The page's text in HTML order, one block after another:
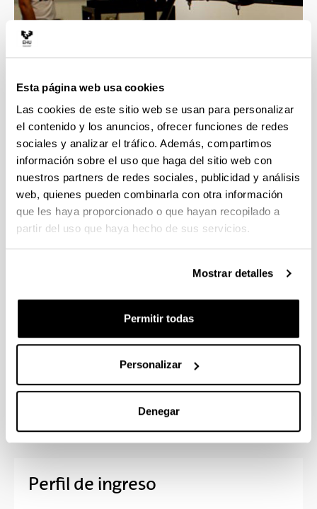
Esta página web usa cookies
Las cookies de este sitio web se usan para personalizar
el contenido y los anuncios, ofrecer funciones de redes
sociales y analizar el tráfico. Además, compartimos
información sobre el uso que haga del sitio web con
nuestros partners de redes sociales, publicidad y análisis
web, quienes pueden combinarla con otra información
que les haya proporcionado o que hayan recopilado a
partir del uso que haya hecho de sus servicios.
Mostrar detalles
Permitir todas
Personalizar
Denegar
4 razones para elegir este grado
Estudiando este grado tendrás gran diversidad
legalmente reconocidas.
La demanda laboral en ingeniería civil es muy
alta.
Dispone de amplias posibilidades tanto de
cursar parte de los estudios en el extranjero,
como de continuidad de los estudios una vez
Perfil de ingreso